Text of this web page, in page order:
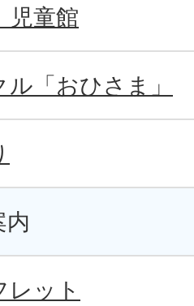
児童館
「おひさま」
内
レット